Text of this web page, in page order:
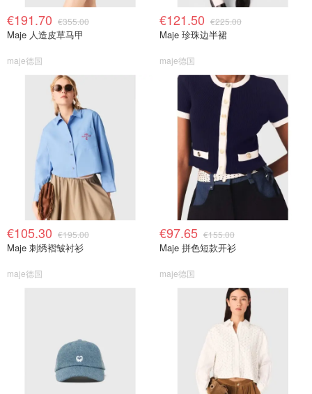
€191.70 €355.00
Maje 人造皮草马甲
maje德国
€121.50 €225.00
Maje 珍珠边半裙
maje德国
€105.30 €195.00
Maje 刺绣褶皱衬衫
maje德国
€97.65 €155.00
Maje 拼色短款开衫
maje德国